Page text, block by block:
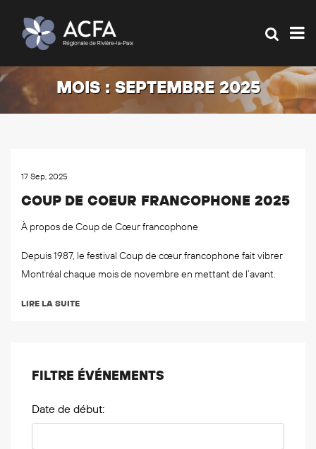
MOIS : SEPTEMBRE 2025
17 Sep, 2025
COUP DE COEUR FRANCOPHONE 2025
À propos de Coup de Cœur francophone
Depuis 1987, le festival Coup de cœur francophone fait vibrer
Montréal chaque mois de novembre en mettant de l’avant.
LIRE LA SUITE
FILTRE ÉVÉNEMENTS
Date de début: